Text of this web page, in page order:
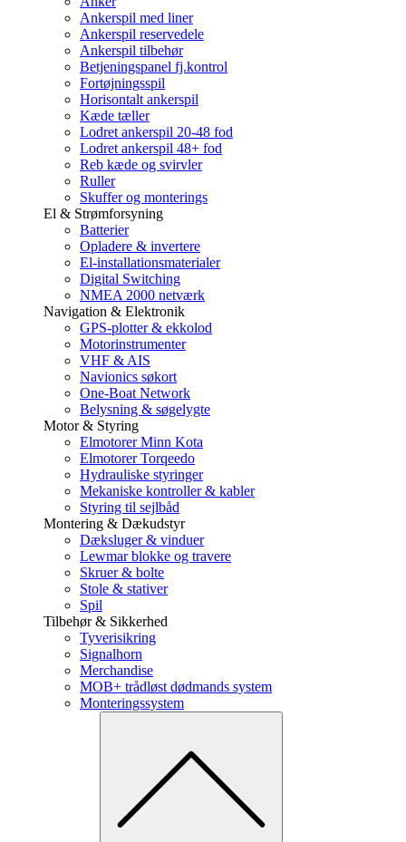
Ankerspil med liner
Ankerspil reservedele
Ankerspil tilbehør
Betjeningspanel fj.kontrol
Fortøjningsspil
Horisontalt ankerspil
Kæde tæller
Lodret ankerspil 20-48 fod
Lodret ankerspil 48+ fod
Reb kæde og svirvler
Ruller
Skuffer og monterings
El & Strømforsyning
Batterier
Opladere & invertere
El-installationsmaterialer
Digital Switching
NMEA 2000 netværk
Navigation & Elektronik
GPS-plotter & ekkolod
Motorinstrumenter
VHF & AIS
Navionics søkort
One-Boat Network
Belysning & søgelygte
Motor & Styring
Elmotorer Minn Kota
Elmotorer Torqeedo
Hydrauliske styringer
Mekaniske kontroller & kabler
Styring til sejlbåd
Montering & Dækudstyr
Dæksluger & vinduer
Lewmar blokke og travere
Skruer & bolte
Stole & stativer
Spil
Tilbehør & Sikkerhed
Tyverisikring
Signalhorn
Merchandise
MOB+ trådløst dødmands system
Monteringssystem